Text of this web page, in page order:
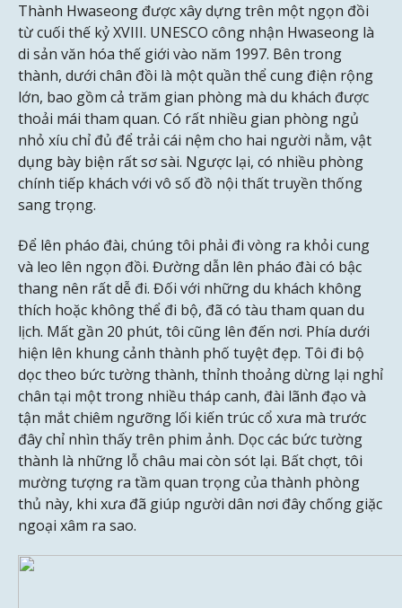
Thành Hwaseong được xây dựng trên một ngọn đồi
từ cuối thế kỷ XVIII. UNESCO công nhận Hwaseong là
di sản văn hóa thế giới vào năm 1997. Bên trong
thành, dưới chân đồi là một quần thể cung điện rộng
lớn, bao gồm cả trăm gian phòng mà du khách được
thoải mái tham quan. Có rất nhiều gian phòng ngủ
nhỏ xíu chỉ đủ để trải cái nệm cho hai người nằm, vật
dụng bày biện rất sơ sài. Ngược lại, có nhiều phòng
chính tiếp khách với vô số đồ nội thất truyền thống
sang trọng.
Để lên pháo đài, chúng tôi phải đi vòng ra khỏi cung
và leo lên ngọn đồi. Đường dẫn lên pháo đài có bậc
thang nên rất dễ đi. Đối với những du khách không
thích hoặc không thể đi bộ, đã có tàu tham quan du
lịch. Mất gần 20 phút, tôi cũng lên đến nơi. Phía dưới
hiện lên khung cảnh thành phố tuyệt đẹp. Tôi đi bộ
dọc theo bức tường thành, thỉnh thoảng dừng lại nghỉ
chân tại một trong nhiều tháp canh, đài lãnh đạo và
tận mắt chiêm ngưỡng lối kiến trúc cổ xưa mà trước
đây chỉ nhìn thấy trên phim ảnh. Dọc các bức tường
thành là những lỗ châu mai còn sót lại. Bất chợt, tôi
mường tượng ra tầm quan trọng của thành phòng
thủ này, khi xưa đã giúp người dân nơi đây chống giặc
ngoại xâm ra sao.